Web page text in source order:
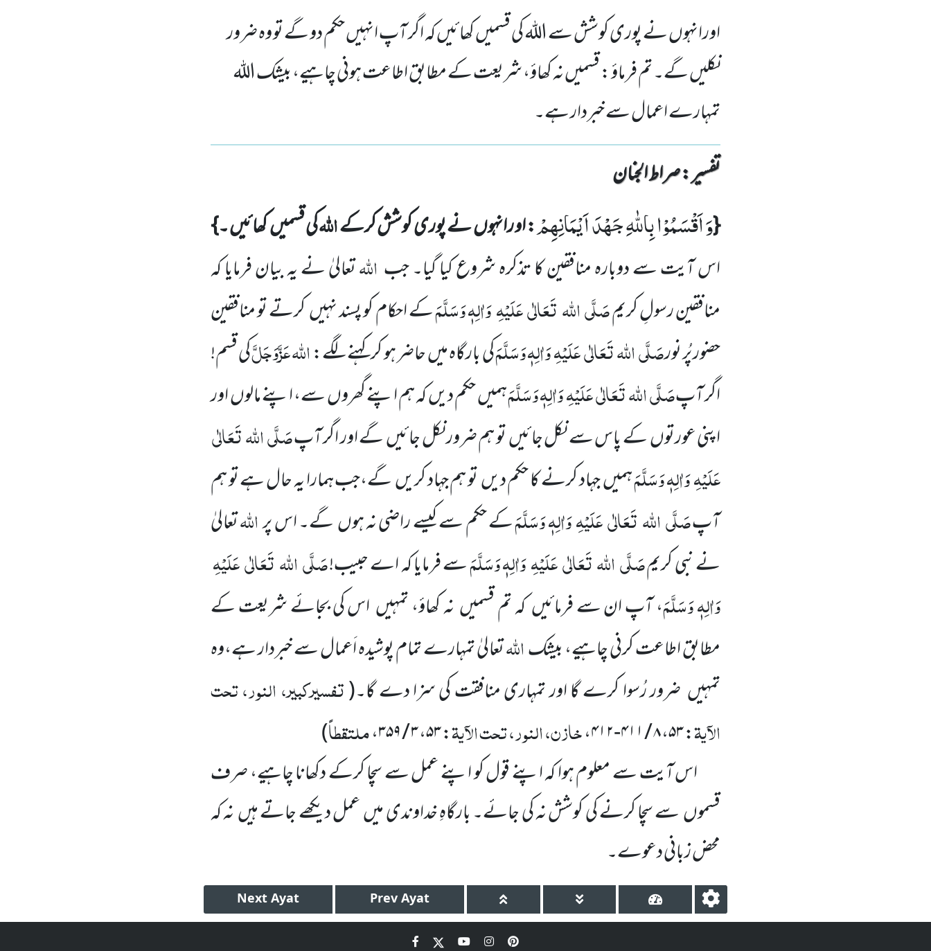
اورانہوں نے پوری کوشش سے اللہ کی قسمیں کھائیں کہ اگر آپ انہیں حکم دو گے تو وہ ضرور
نکلیں گے۔ تم فرماؤ : قسمیں نہ کھاؤ، شریعت کے مطابق اطاعت ہونی چاہیے، بیشک اللہ
تمہارے اعمال سے خبردار ہے۔
تفسیر : ‎صراط الجنان
{وَ اَقْسَمُوْا بِاللّٰهِ جَهْدَ اَیْمَانِهِمْ: او رانہوںنے پوری کوشش کرکےاللہکی قسمیںکھائیں ۔}
اس آیت سے دوبارہ منافقین کا تذکرہ شروع کیا گیا۔ جب اللہتعالیٰ نے یہ بیان فرمایا کہ
منافقین رسولِ کریمصَلَّیاللہتَعَالٰیعَلَیْہِوَاٰلِہٖ وَسَلَّمَکے احکام کو پسند نہیںکرتے تو منافقین
حضور پُر نورصَلَّیاللہتَعَالٰیعَلَیْہِوَاٰلِہٖ وَسَلَّمَکی بارگاہ میںحاضر ہو کر کہنے لگے:اللہعَزَّوَجَلَّکی قسم!
اگر آپصَلَّیاللہتَعَالٰیعَلَیْہِوَاٰلِہٖ وَسَلَّمَہمیںحکم دیںکہ ہم اپنے گھروںسے، اپنے مالوںاور
اپنی عورتوںکے پاس سے نکل جائیںتو ہم ضرور نکل جائیںگے اور اگر آپصَلَّیاللہتَعَالٰی
عَلَیْہِوَاٰلِہٖ وَسَلَّمَہمیںجہاد کرنے کا حکم دیںتو ہم جہاد کریںگے،جب ہمارا یہ حال ہے تو ہم
آپصَلَّیاللہتَعَالٰیعَلَیْہِوَاٰلِہٖ وَسَلَّمَکے حکم سے کیسے راضی نہ ہوںگے۔ اس پراللہتعالیٰ
نے نبی کریمصَلَّیاللہتَعَالٰیعَلَیْہِوَاٰلِہٖ وَسَلَّمَسے فرمایا کہ اے حبیب!صَلَّیاللہتَعَالٰیعَلَیْہِ
وَاٰلِہٖ وَسَلَّمَ، آپ ان سے فرمائیںکہ تم قسمیںنہ کھاؤ، تمہیںاس کی بجائے شریعت کے
مطابق اطاعت کرنی چاہیے، بیشکاللہتعالیٰ تمہارے تمام پوشیدہ اَعمال سے خبردار ہے،وہ
تمہیں ضرور رُسوا کرے گا اور تمہاری منافقت کی سزا دے گا۔(تفسیرکبیر، النور، تحت
الآیۃ:۵۳،۸ / ۴۱۱-۴۱۲ ،خازن، النور، تحت الآیۃ:۵۳،۳ / ۳۵۹ ،ملتقطاً)
اس آیت سے معلوم ہوا کہ اپنے قول کو اپنے عمل سے سچا کرکے دکھانا چاہیے، صرف
قسموںسے سچا کرنے کی کوشش نہ کی جائے۔ بارگاہِ خداوندی میںعمل دیکھے جاتے ہیںنہ کہ
محض زبانی دعوے۔
Next Ayat Prev Ayat